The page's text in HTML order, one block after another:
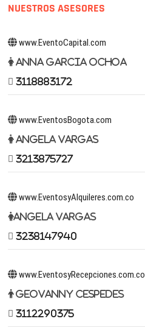
NUESTROS ASESORES
www.EventoCapital.com
Anna Garcia Ochoa
3118883172
www.EventosBogota.com
Angela Vargas
3213875727
www.EventosyAlquileres.com.co
Angela Vargas
3238147940
www.EventosyRecepciones.com.co
Geovanny Cespedes
3112290375